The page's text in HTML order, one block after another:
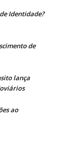
Identidade?
de
lança
ao